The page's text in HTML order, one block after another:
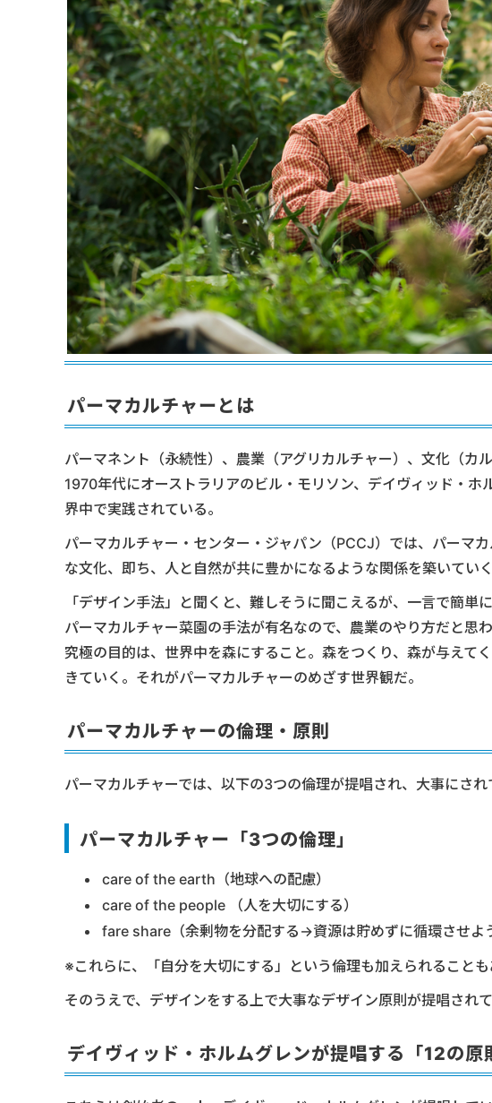
パーマカルチャーとは
パーマネント（永続性）、農業（アグリカルチャー）、文化（カ
1970年代にオーストラリアのビル・モリソン、デイヴィッド・
界中で実践されている。
パーマカルチャー・センター・ジャパン（PCCJ）では、パーマ
な文化、即ち、人と自然が共に豊かになるような関係を築いてい
「デザイン手法」と聞くと、難しそうに聞こえるが、一言で簡単
パーマカルチャー菜園の手法が有名なので、農業のやり方だと思
究極の目的は、世界中を森にすること。森をつくり、森が与えて
きていく。それがパーマカルチャーのめざす世界観だ。
パーマカルチャーの倫理・原則
パーマカルチャーでは、以下の3つの倫理が提唱され、大事にされ
パーマカルチャー「3つの倫理」
care of the earth（地球への配慮）
care of the people （人を大切にする）
fare share（余剰物を分配する→資源は貯めずに循環させよ
※これらに、「自分を大切にする」という倫理も加えられることも
そのうえで、デザインをする上で大事なデザイン原則が提唱されて
デイヴィッド・ホルムグレンが提唱する「12の原